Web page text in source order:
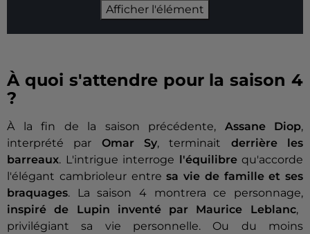
Afficher l'élément
À quoi s'attendre pour la saison 4
?
À la fin de la saison précédente, Assane Diop,
interprété par Omar Sy, terminait derrière les
barreaux. L'intrigue interroge l'équilibrequ'accorde
l'élégant cambrioleur entresa vie de famille et ses
braquages. La saison 4 montrera ce personnage,
inspiré de Lupin inventé par Maurice Leblanc,
privilégiant sa vie personnelle. Ou du moins